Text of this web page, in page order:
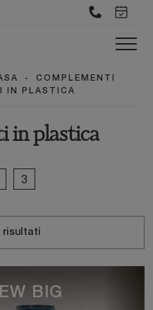
-
COMPLEMENTI
IN PLASTICA
in plastica
3
risultati
BIG